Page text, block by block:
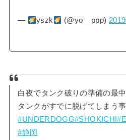
— yszk (@yo__ppp)
白夜でタンク破りの準備の最
タンクがすでに脱げてしまう事
#UNDERDOGG#SHOKICHI
#静岡